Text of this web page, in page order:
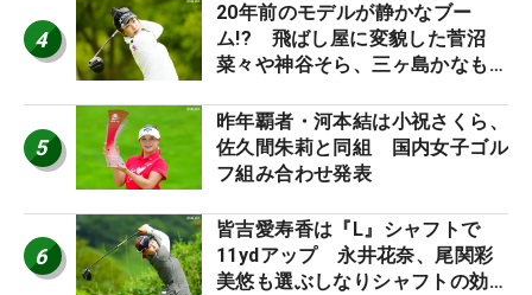
4
20年前のモデルが静かなブー
ム!? 飛ばし屋に変貌した菅沼
菜々や神谷そら、三ヶ島かなも使
ロたちの“飛ばしギア”】
5
昨年覇者・河本結は小祝さくら、
佐久間朱莉と同組 国内女子ゴル
フ組み合わせ発表
6
皆吉愛寿香は『L』シャフトで
11ydアップ 永井花奈、尾関彩
美悠も選ぶしなりシャフトの効果